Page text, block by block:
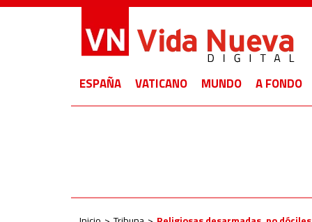
ESPAÑA VATICANO MUNDO A FONDO